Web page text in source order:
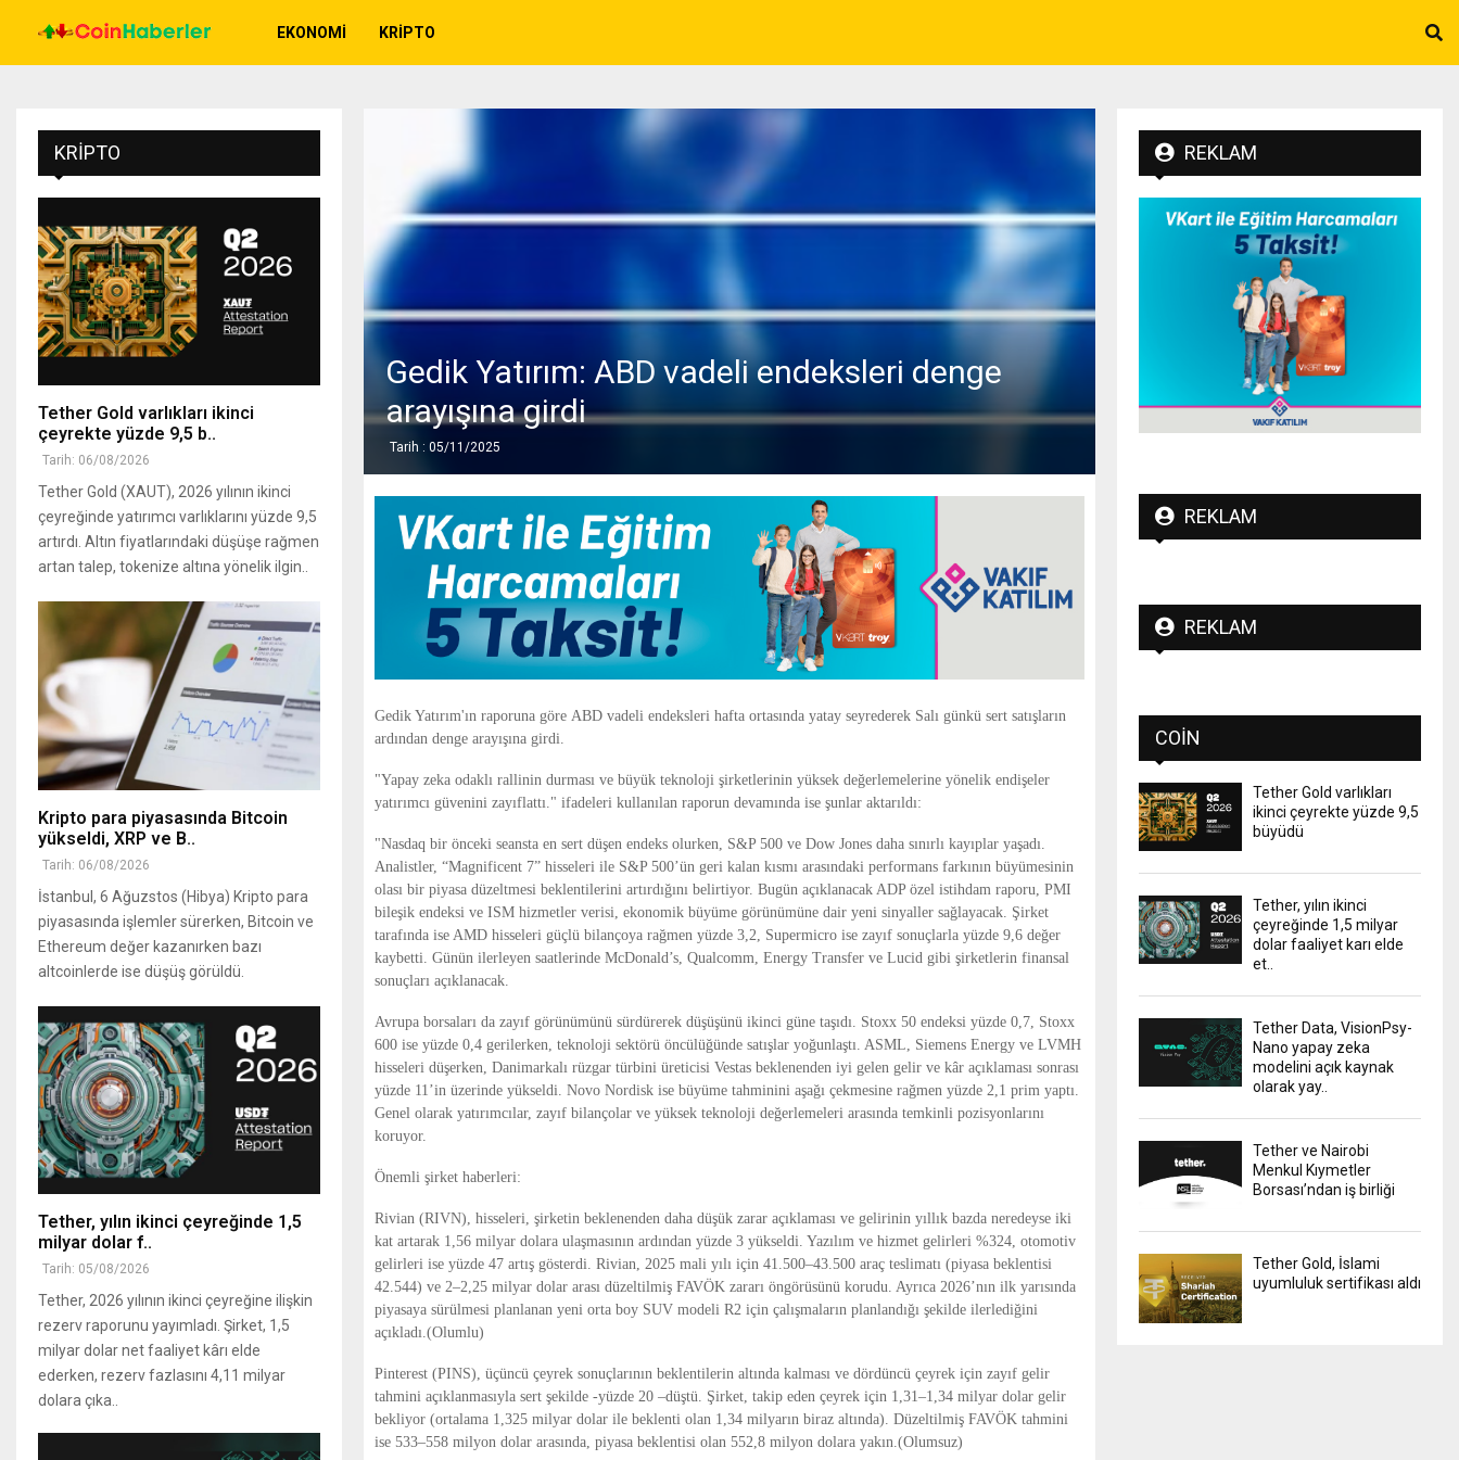
EKONOMI KRIPTO
Gedik Yatırım: ABD vadeli endeksleri denge
arayışına girdi
Tarih : 05/11/2025
Gedik Yatırım'ın raporuna göre ABD vadeli endeksleri hafta ortasında yatay seyrederek Salı günkü sert satışların
ardından denge arayışına girdi.
"Yapay zeka odaklı rallinin durması ve büyük teknoloji şirketlerinin yüksek değerlemelerine yönelik endişeler
yatırımcı güvenini zayıflattı." ifadeleri kullanılan raporun devamında ise şunlar aktarıldı:
"Nasdaq bir önceki seansta en sert düşen endeks olurken, S&P 500 ve Dow Jones daha sınırlı kayıplar yaşadı.
Analistler, “Magnificent 7” hisseleri ile S&P 500’ün geri kalan kısmı arasındaki performans farkının büyümesinin
olası bir piyasa düzeltmesi beklentilerini artırdığını belirtiyor. Bugün açıklanacak ADP özel istihdam raporu, PMI
bileşik endeksi ve ISM hizmetler verisi, ekonomik büyüme görünümüne dair yeni sinyaller sağlayacak. Şirket
tarafında ise AMD hisseleri güçlü bilançoya rağmen yüzde 3,2, Supermicro ise zayıf sonuçlarla yüzde 9,6 değer
kaybetti. Günün ilerleyen saatlerinde McDonald’s, Qualcomm, Energy Transfer ve Lucid gibi şirketlerin finansal
sonuçları açıklanacak.
Avrupa borsaları da zayıf görünümünü sürdürerek düşüşünü ikinci güne taşıdı. Stoxx 50 endeksi yüzde 0,7, Stoxx
600 ise yüzde 0,4 gerilerken, teknoloji sektörü öncülüğünde satışlar yoğunlaştı. ASML, Siemens Energy ve LVMH
hisseleri düşerken, Danimarkalı rüzgar türbini üreticisi Vestas beklenenden iyi gelen gelir ve kâr açıklaması sonrası
yüzde 11’in üzerinde yükseldi. Novo Nordisk ise büyüme tahminini aşağı çekmesine rağmen yüzde 2,1 prim yaptı.
Genel olarak yatırımcılar, zayıf bilançolar ve yüksek teknoloji değerlemeleri arasında temkinli pozisyonlarını
koruyor.
Önemli şirket haberleri:
Rivian (RIVN), hisseleri, şirketin beklenenden daha düşük zarar açıklaması ve gelirinin yıllık bazda neredeyse iki
kat artarak 1,56 milyar dolara ulaşmasının ardından yüzde 3 yükseldi. Yazılım ve hizmet gelirleri %324, otomotiv
gelirleri ise yüzde 47 artış gösterdi. Rivian, 2025 mali yılı için 41.500–43.500 araç teslimatı (piyasa beklentisi
42.544) ve 2–2,25 milyar dolar arası düzeltilmiş FAVÖK zararı öngörüsünü korudu. Ayrıca 2026’nın ilk yarısında
piyasaya sürülmesi planlanan yeni orta boy SUV modeli R2 için çalışmaların planlandığı şekilde ilerlediğini
açıkladı.(Olumlu)
Pinterest (PINS), üçüncü çeyrek sonuçlarının beklentilerin altında kalması ve dördüncü çeyrek için zayıf gelir
tahmini açıklanmasıyla sert şekilde -yüzde 20 –düştü. Şirket, takip eden çeyrek için 1,31–1,34 milyar dolar gelir
bekliyor (ortalama 1,325 milyar dolar ile beklenti olan 1,34 milyarın biraz altında). Düzeltilmiş FAVÖK tahmini
ise 533–558 milyon dolar arasında, piyasa beklentisi olan 552,8 milyon dolara yakın.(Olumsuz)
KRIPTO
Tether Gold varlıkları ikinci
çeyrekte yüzde 9,5 b..
Tarih: 06/08/2026
Tether Gold (XAUT), 2026 yılının ikinci
çeyreğinde yatırımcı varlıklarını yüzde 9,5
artırdı. Altın fiyatlarındaki düşüşe rağmen
artan talep, tokenize altına yönelik ilgin..
Kripto para piyasasında Bitcoin
yükseldi, XRP ve B..
Tarih: 06/08/2026
İstanbul, 6 Ağuzstos (Hibya) Kripto para
piyasasında işlemler sürerken, Bitcoin ve
Ethereum değer kazanırken bazı
altcoinlerde ise düşüş görüldü.
Tether, yılın ikinci çeyreğinde 1,5
milyar dolar f..
Tarih: 05/08/2026
Tether, 2026 yılının ikinci çeyreğine ilişkin
rezerv raporunu yayımladı. Şirket, 1,5
milyar dolar net faaliyet kârı elde
ederken, rezerv fazlasını 4,11 milyar
dolara çıka..
REKLAM
REKLAM
REKLAM
COIN
Tether Gold varlıkları
ikinci çeyrekte yüzde 9,5
büyüdü
Tether, yılın ikinci
çeyreğinde 1,5 milyar
dolar faaliyet karı elde
et..
Tether Data, VisionPsy-
Nano yapay zeka
modelini açık kaynak
olarak yay..
Tether ve Nairobi
Menkul Kıymetler
Borsası’ndan iş birliği
Tether Gold, İslami
uyumluluk sertifikası aldı